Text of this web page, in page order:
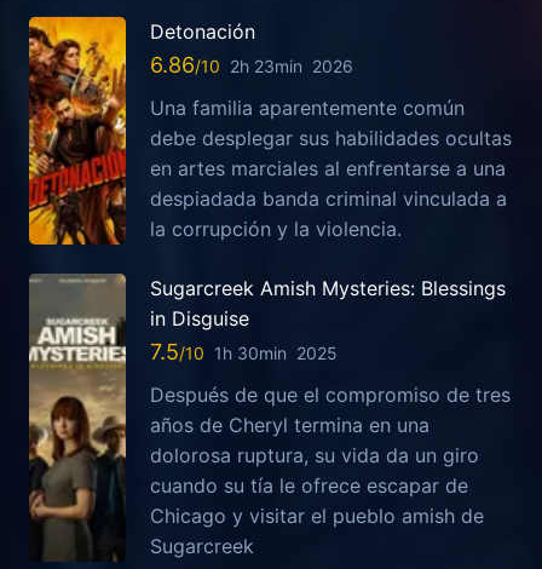
Detonación
6.86 2h 23min 2026
Una familia aparentemente común
debe desplegar sus habilidades ocultas
en artes marciales al enfrentarse a una
despiadada banda criminal vinculada a
la corrupción y la violencia.
Sugarcreek Amish Mysteries: Blessings
in Disguise
7.5 1h 30min 2025
Después de que el compromiso de tres
años de Cheryl termina en una
dolorosa ruptura, su vida da un giro
cuando su tía le ofrece escapar de
Chicago y visitar el pueblo amish de
Sugarcreek